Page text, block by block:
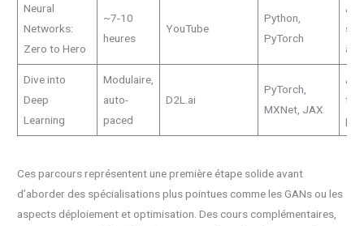
Neural
Networks:
Zero to Hero
~7-10
heures
YouTube
Python,
PyTorch
Dive into
Deep
Learning
Modulaire,
auto-
paced
D2L.ai
PyTorch,
MXNet, JAX
Ces parcours représentent une première étape solide avant
d’aborder des spécialisations plus pointues comme les GANs ou les
aspects déploiement et optimisation. Des cours complémentaires,